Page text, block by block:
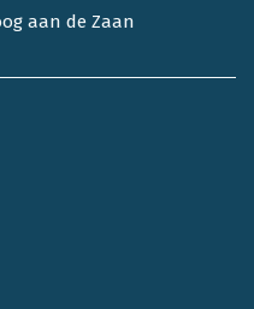
aan de Zaan